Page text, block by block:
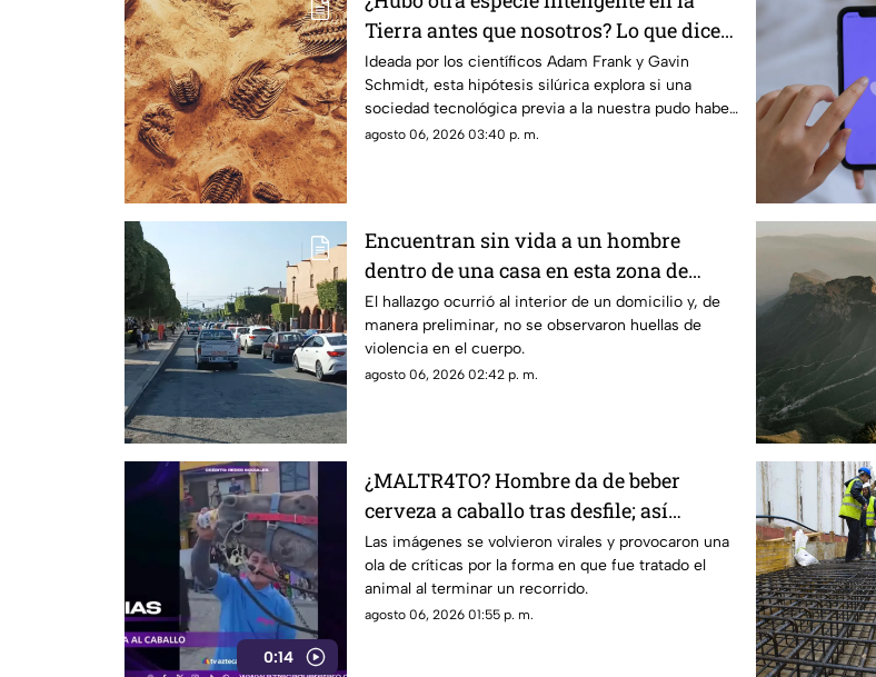
Tierra antes que nosotros? Lo que dice
la ciencia sobre la hipótesis silúrica
Ideada por los científicos Adam Frank y Gavin
Schmidt, esta hipótesis silúrica explora si una
sociedad tecnológica previa a la nuestra pudo haber
habitado la Tierra
agosto 06, 2026 03:40 p. m.
Encuentran sin vida a un hombre
dentro de una casa en esta zona de
Querétaro
El hallazgo ocurrió al interior de un domicilio y, de
manera preliminar, no se observaron huellas de
violencia en el cuerpo.
agosto 06, 2026 02:42 p. m.
0:14
¿MALTR4TO? Hombre da de beber
cerveza a caballo tras desfile; así
reaccionó el animal
Las imágenes se volvieron virales y provocaron una
ola de críticas por la forma en que fue tratado el
animal al terminar un recorrido.
agosto 06, 2026 01:55 p. m.